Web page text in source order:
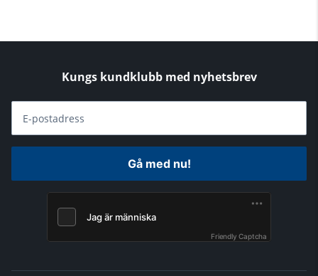
Kungs kundklubb med nyhetsbrev
E-postadress
Gå med nu!
Friendly Captcha